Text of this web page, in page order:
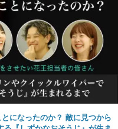
になったのか？ 敵に見つから